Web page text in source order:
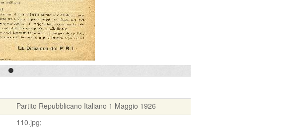
Partito Repubblicano Italiano 1 Maggio 1926
110.jpg;